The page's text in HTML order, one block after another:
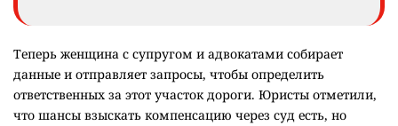
Теперь женщина с супругом и адвокатами собирает
данные и отправляет запросы, чтобы определить
ответственных за этот участок дороги. Юристы отметили,
что шансы взыскать компенсацию через суд есть, но